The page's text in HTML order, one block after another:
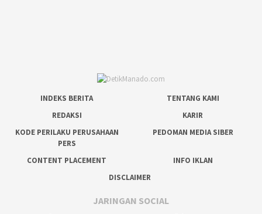
INDEKS BERITA
TENTANG KAMI
REDAKSI
KARIR
KODE PERILAKU PERUSAHAAN
PERS
PEDOMAN MEDIA SIBER
CONTENT PLACEMENT
INFO IKLAN
DISCLAIMER
JARINGAN SOCIAL